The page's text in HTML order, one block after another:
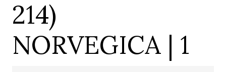
214)
NORVEGICA | 1